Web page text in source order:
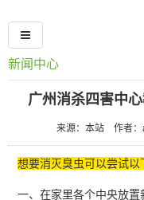
新闻中心
广州消杀四害中
来源：本站 作者
想要消灭臭虫可以尝试以
一、在家里各个中央放置